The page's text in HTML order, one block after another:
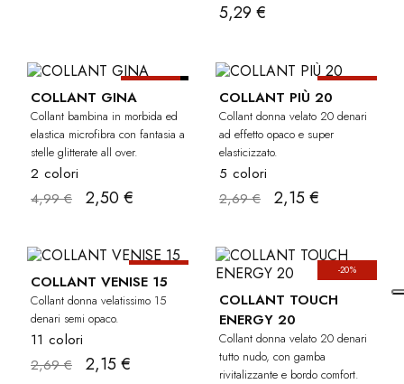
5,29 €
-50%
COLLANT GINA
Collant bambina in morbida ed
elastica microfibra con fantasia a
stelle glitterate all over.
2 colori
4,99 €
2,50 €
-20%
COLLANT PIÙ 20
Collant donna velato 20 denari
ad effetto opaco e super
elasticizzato.
5 colori
2,69 €
2,15 €
COLLANT VENISE 15
Collant donna velatissimo 15
denari semi opaco.
11 colori
2,69 €
2,15 €
-20%
COLLANT TOUCH
ENERGY 20
Collant donna velato 20 denari
tutto nudo, con gamba
rivitalizzante e bordo comfort.